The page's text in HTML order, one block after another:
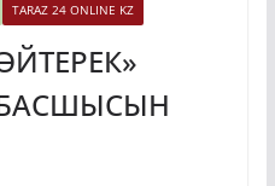
TARAZ 24 ONLINE KZ